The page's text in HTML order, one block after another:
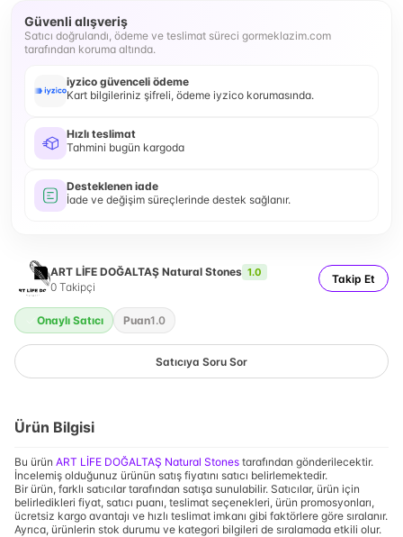
Güvenli alışveriş
Satıcı doğrulandı, ödeme ve teslimat süreci gormeklazim.com
tarafından koruma altında.
iyzico güvenceli ödeme
Kart bilgileriniz şifreli, ödeme iyzico korumasında.
Hızlı teslimat
Tahmini bugün kargoda
Desteklenen iade
İade ve değişim süreçlerinde destek sağlanır.
ART LİFE DOĞALTAŞ Natural Stones 1.0
0 Takipçi
Takip Et
Onaylı Satıcı Puan1.0
Satıcıya Soru Sor
Ürün Bilgisi
Bu ürün ART LİFE DOĞALTAŞ Natural Stones tarafından gönderilecektir.
İncelemiş olduğunuz ürünün satış fiyatını satıcı belirlemektedir.
Bir ürün, farklı satıcılar tarafından satışa sunulabilir. Satıcılar, ürün için
belirledikleri fiyat, satıcı puanı, teslimat seçenekleri, ürün promosyonları,
ücretsiz kargo avantajı ve hızlı teslimat imkanı gibi faktörlere göre sıralanır.
Ayrıca, ürünlerin stok durumu ve kategori bilgileri de sıralamada etkili olur.